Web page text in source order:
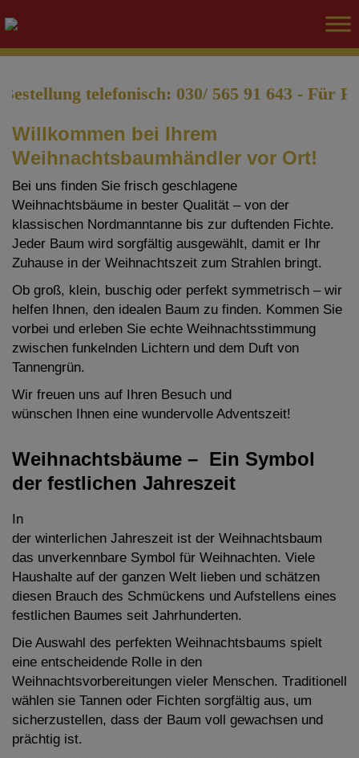
telefonisch: 030/ 565 91 643 - Für
Willkommen bei Ihrem
Weihnachtsbaumhändler vor Ort!
Bei uns finden Sie frisch geschlagene
Weihnachtsbäume in bester Qualität – von der
klassischen Nordmanntanne bis zur duftenden Fichte.
Jeder Baum wird sorgfältig ausgewählt, damit er Ihr
Zuhause in der Weihnachtszeit zum Strahlen bringt.
Ob groß, klein, buschig oder perfekt symmetrisch – wir
helfen Ihnen, den idealen Baum zu finden. Kommen Sie
vorbei und erleben Sie echte Weihnachtsstimmung
zwischen funkelnden Lichtern und dem Duft von
Tannengrün.
Wir freuen uns auf Ihren Besuch und
wünschen Ihnen eine wundervolle Adventszeit!
Weihnachtsbäume – Ein Symbol
der festlichen Jahreszeit
In
der winterlichen Jahreszeit ist der Weihnachtsbaum
das unverkennbare Symbol für Weihnachten. Viele
Haushalte auf der ganzen Welt lieben und schätzen
diesen Brauch des Schmückens und Aufstellens eines
festlichen Baumes seit Jahrhunderten.
Die Auswahl des perfekten Weihnachtsbaums spielt
eine entscheidende Rolle in den
Weihnachtsvorbereitungen vieler Menschen. Traditionell
wählen sie Tannen oder Fichten sorgfältig aus, um
sicherzustellen, dass der Baum voll gewachsen und
prächtig ist.